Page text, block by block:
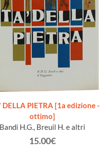
DELLA PIETRA [1a edizione -
ottimo]
Bandi H.G., Breuil H. e altri
15.00€